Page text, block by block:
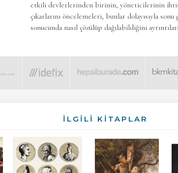
etkili devletlerinden birinin, yöneticilerinin
çıkarlarını öncelemeleri, bunlar dolayısıyla
sonucunda nasıl çözülüp dağılabildiğini
İLGİLİ KİTAPLAR